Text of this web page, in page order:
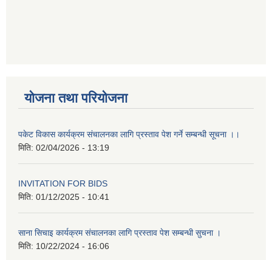
योजना तथा परियोजना
पकेट विकास कार्यक्रम संचालनका लागि प्रस्ताव पेश गर्ने सम्बन्धी सूचना ।।
मिति: 02/04/2026 - 13:19
INVITATION FOR BIDS
मिति: 01/12/2025 - 10:41
साना सिचाइ कार्यक्रम संचालनका लागि प्रस्ताव पेश सम्बन्धी सुचना ।
मिति: 10/22/2024 - 16:06